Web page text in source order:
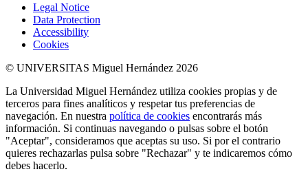
Legal Notice
Data Protection
Accessibility
Cookies
© UNIVERSITAS Miguel Hernández 2026
La Universidad Miguel Hernández utiliza cookies propias y de
terceros para fines analíticos y respetar tus preferencias de
navegación. En nuestra política de cookies encontrarás más
información. Si continuas navegando o pulsas sobre el botón
"Aceptar", consideramos que aceptas su uso. Si por el contrario
quieres rechazarlas pulsa sobre "Rechazar" y te indicaremos cómo
debes hacerlo.